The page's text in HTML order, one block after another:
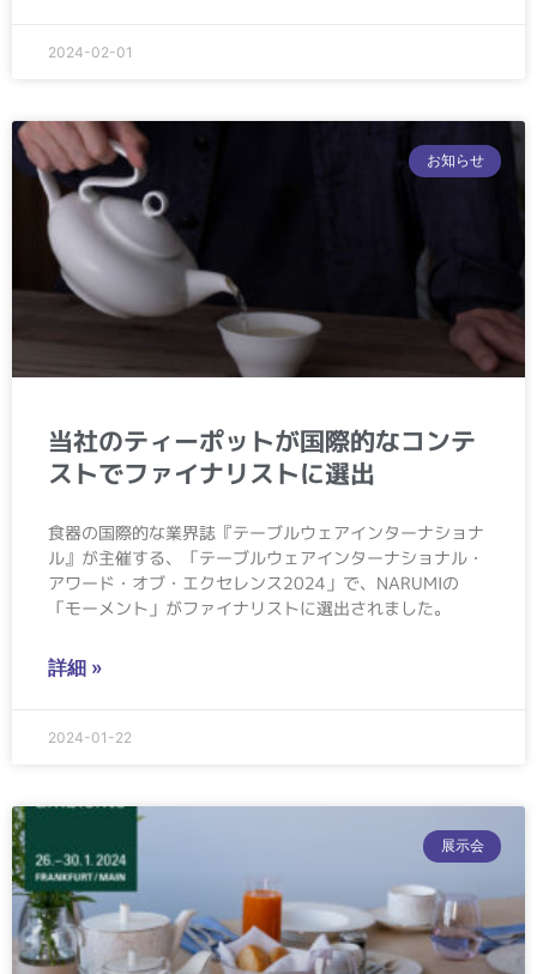
2024-02-01
お知らせ
当社のティーポットが国際的なコンテ
ストでファイナリストに選出
食器の国際的な業界誌『テーブルウェアインターナショナ
ル』が主催する、「テーブルウェアインターナショナル・
アワード・オブ・エクセレンス2024」で、NARUMIの
「モーメント」がファイナリストに選出されました。
詳細 »
2024-01-22
展示会